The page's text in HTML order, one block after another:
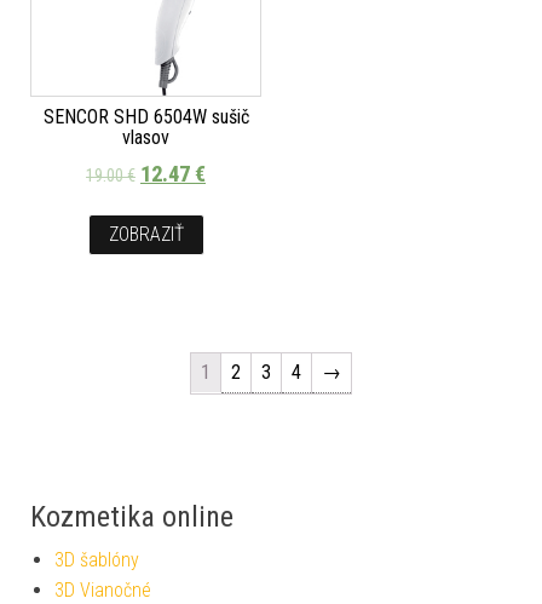
SENCOR SHD 6504W sušič
vlasov
19.00€ 12.47€
ZOBRAZIŤ
1 2 3 4 →
Kozmetika online
3D šablóny
3D Vianočné